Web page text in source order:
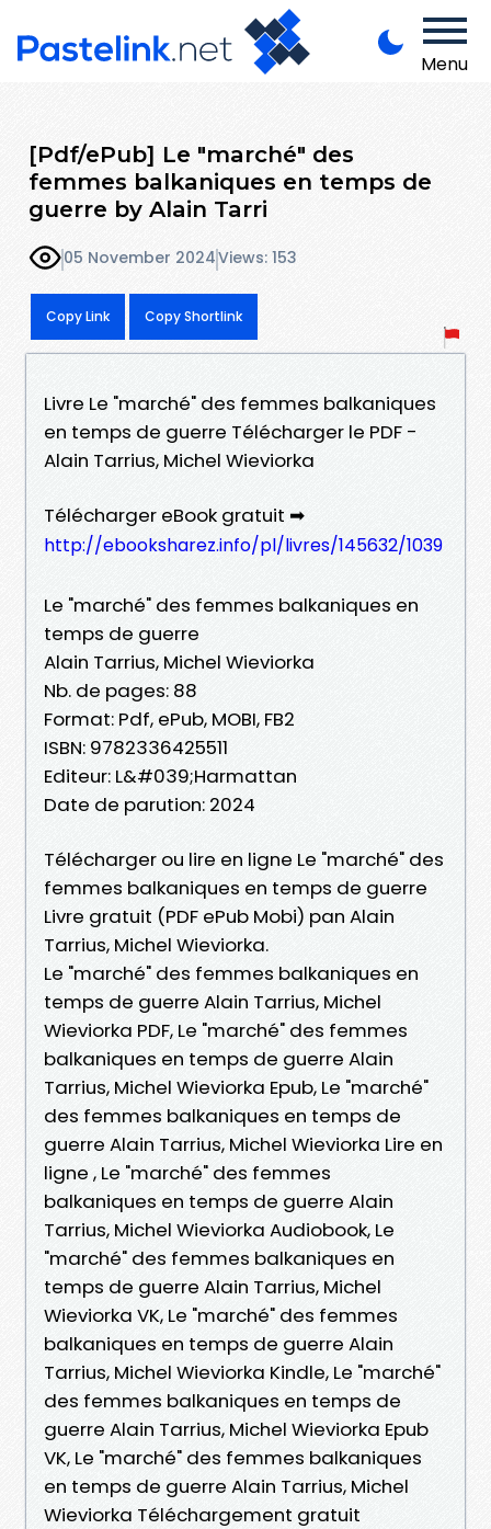
Menu
[Pdf/ePub] Le "marché" des
femmes balkaniques en temps de
guerre by Alain Tarri
05 November 2024Views: 153
Copy Link Copy Shortlink
Livre Le "marché" des femmes balkaniques
en temps de guerre Télécharger le PDF -
Alain Tarrius, Michel Wieviorka
Télécharger eBook gratuit ➡
http://ebooksharez.info/pl/livres/145632/1039
Le "marché" des femmes balkaniques en
temps de guerre
Alain Tarrius, Michel Wieviorka
Nb. de pages: 88
Format: Pdf, ePub, MOBI, FB2
ISBN: 9782336425511
Editeur: L&#039;Harmattan
Date de parution: 2024
Télécharger ou lire en ligne Le "marché" des
femmes balkaniques en temps de guerre
Livre gratuit (PDF ePub Mobi) pan Alain
Tarrius, Michel Wieviorka.
Le "marché" des femmes balkaniques en
temps de guerre Alain Tarrius, Michel
Wieviorka PDF, Le "marché" des femmes
balkaniques en temps de guerre Alain
Tarrius, Michel Wieviorka Epub, Le "marché"
des femmes balkaniques en temps de
guerre Alain Tarrius, Michel Wieviorka Lire en
ligne , Le "marché" des femmes
balkaniques en temps de guerre Alain
Tarrius, Michel Wieviorka Audiobook, Le
"marché" des femmes balkaniques en
temps de guerre Alain Tarrius, Michel
Wieviorka VK, Le "marché" des femmes
balkaniques en temps de guerre Alain
Tarrius, Michel Wieviorka Kindle, Le "marché"
des femmes balkaniques en temps de
guerre Alain Tarrius, Michel Wieviorka Epub
VK, Le "marché" des femmes balkaniques
en temps de guerre Alain Tarrius, Michel
Wieviorka Téléchargement gratuit